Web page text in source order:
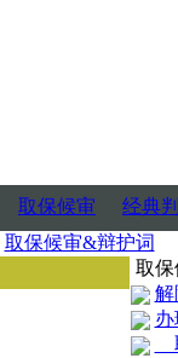
取保候审
经典
取保候审&辩护词
取
解